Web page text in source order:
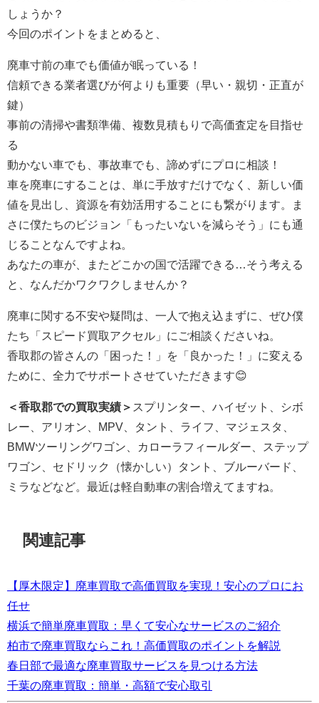
しょうか？
今回のポイントをまとめると、
廃車寸前の車でも価値が眠っている！
信頼できる業者選びが何よりも重要（早い・親切・正直が
鍵）
事前の清掃や書類準備、複数見積もりで高価査定を目指せ
る
動かない車でも、事故車でも、諦めずにプロに相談！
車を廃車にすることは、単に手放すだけでなく、新しい価
値を見出し、資源を有効活用することにも繋がります。ま
さに僕たちのビジョン「もったいないを減らそう」にも通
じることなんですよね。
あなたの車が、またどこかの国で活躍できる…そう考える
と、なんだかワクワクしませんか？
廃車に関する不安や疑問は、一人で抱え込まずに、ぜひ僕
たち「スピード買取アクセル」にご相談くださいね。
香取郡の皆さんの「困った！」を「良かった！」に変える
ために、全力でサポートさせていただきます😊
＜香取郡での買取実績＞ スプリンター、ハイゼット、シボ
レー、アリオン、MPV、タント、ライフ、マジェスタ、
BMWツーリングワゴン、カローラフィールダー、ステップ
ワゴン、セドリック（懐かしい）タント、ブルーバード、
ミラなどなど。最近は軽自動車の割合増えてますね。
関連記事
【厚木限定】廃車買取で高価買取を実現！安心のプロにお
任せ
横浜で簡単廃車買取：早くて安心なサービスのご紹介
柏市で廃車買取ならこれ！高価買取のポイントを解説
春日部で最適な廃車買取サービスを見つける方法
千葉の廃車買取：簡単・高額で安心取引